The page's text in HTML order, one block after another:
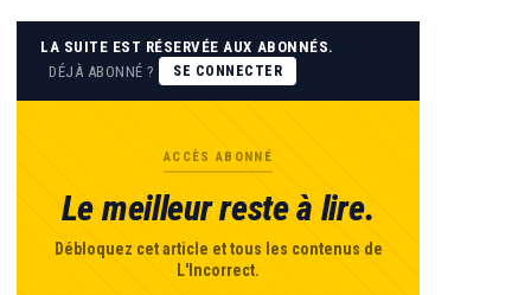
LA SUITE EST RÉSERVÉE AUX ABONNÉS.
DÉJÀ ABONNÉ ?
SE CONNECTER
ACCÈS ABONNÉ
Le meilleur reste à lire.
Débloquez cet article et tous les contenus de
L'Incorrect.